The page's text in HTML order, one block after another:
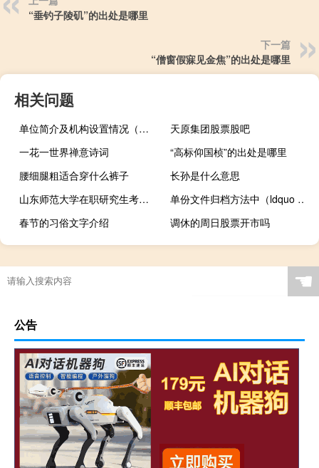
“垂钓子陵矶”的出处是哪里
下一篇
“僧窗假寐见金焦”的出处是哪里
相关问题
单位简介及机构设置情况（单位简介及机构设置）
天原集团股票股吧
一花一世界禅意诗词
“高标仰国桢”的出处是哪里
腰细腿粗适合穿什么裤子
长孙是什么意思
山东师范大学在职研究生考试考几门
单份文件归档方法中（ldquo 出席会议 rdquo 和 ldquo 参加会议 rdquo 如何区别 求答案）
春节的习俗文字介绍
调休的周日股票开市吗
☚
公告